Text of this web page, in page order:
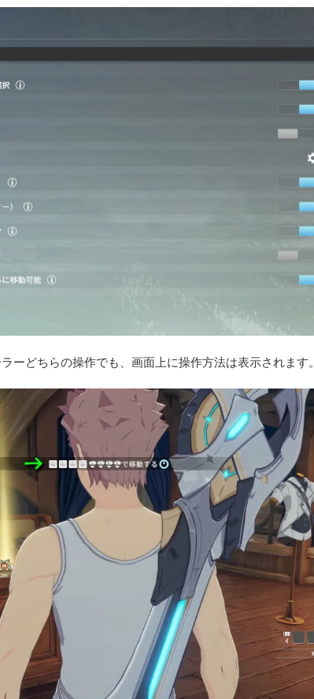
ーどちらの操作でも、画面上に操作方法は表示されます。